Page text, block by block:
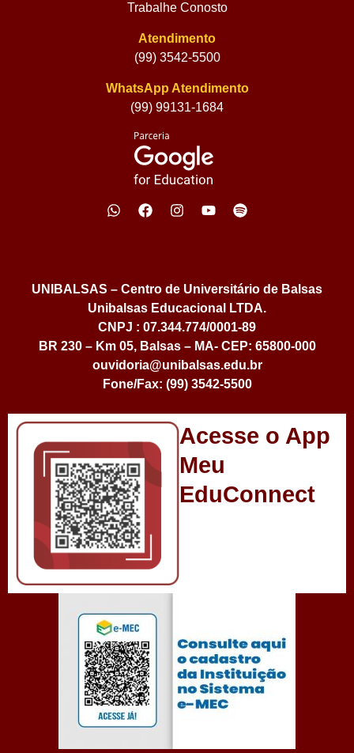
Trabalhe Conosto
Atendimento
(99) 3542-5500
WhatsApp Atendimento
(99) 99131-1684
UNIBALSAS – Centro de Universitário de Balsas
Unibalsas Educacional LTDA.
CNPJ : 07.344.774/0001-89
BR 230 – Km 05, Balsas – MA- CEP: 65800-000
ouvidoria@unibalsas.edu.br
Fone/Fax: (99) 3542-5500
Acesse o App
Meu
EduConnect